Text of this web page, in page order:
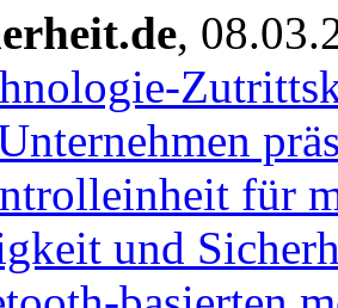
,
für
und